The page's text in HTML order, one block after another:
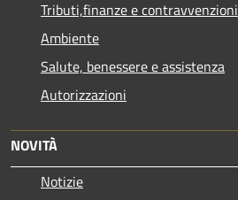
Tributi,finanze e contravvenzioni
Ambiente
Salute, benessere e assistenza
Autorizzazioni
NOVITÀ
Notizie